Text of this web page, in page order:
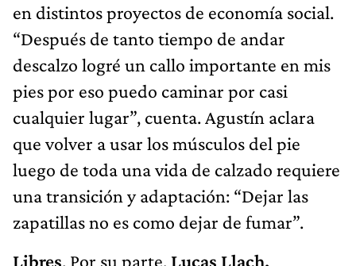
en distintos proyectos de economía social.
“Después de tanto tiempo de andar
descalzo logré un callo importante en mis
pies por eso puedo caminar por casi
cualquier lugar”, cuenta. Agustín aclara
que volver a usar los músculos del pie
luego de toda una vida de calzado requiere
una transición y adaptación: “Dejar las
zapatillas no es como dejar de fumar”.
Libres. Por su parte, Lucas Llach,